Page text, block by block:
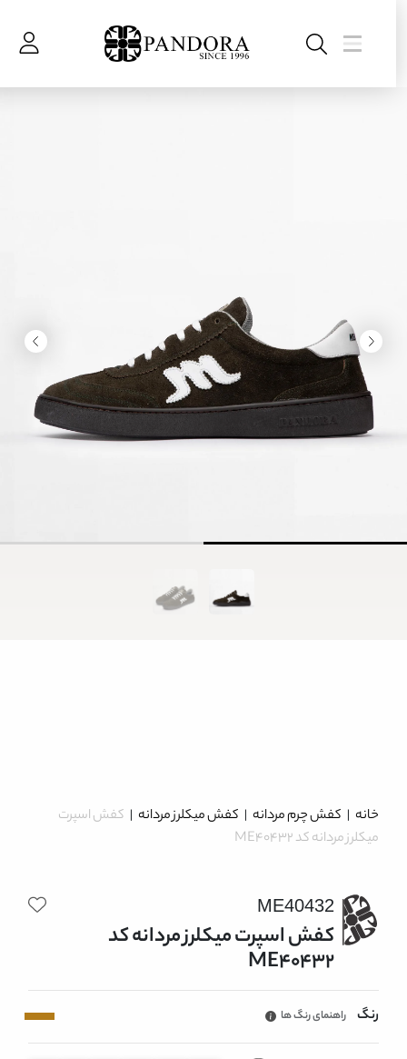
خانه | کفش چرم مردانه| کفش میکلرز مردانه| کفش اسپرت
میکلرز مردانه کد ME40432
ME40432
کفش اسپرت میکلرز مردانه کد
ME40432
رنگ راهنمای رنگ ها